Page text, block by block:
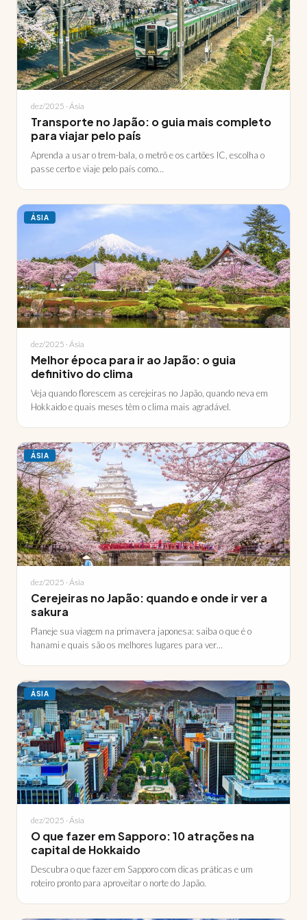
dez/2025 · Ásia
Transporte no Japão: o guia mais completo
para viajar pelo país
Aprenda a usar o trem-bala, o metrô e os cartões IC, escolha o
passe certo e viaje pelo país como…
ÁSIA
dez/2025 · Ásia
Melhor época para ir ao Japão: o guia
definitivo do clima
Veja quando florescem as cerejeiras no Japão, quando neva em
Hokkaido e quais meses têm o clima mais agradável.
ÁSIA
dez/2025 · Ásia
Cerejeiras no Japão: quando e onde ir ver a
sakura
Planeje sua viagem na primavera japonesa: saiba o que é o
hanami e quais são os melhores lugares para ver…
ÁSIA
dez/2025 · Ásia
O que fazer em Sapporo: 10 atrações na
capital de Hokkaido
Descubra o que fazer em Sapporo com dicas práticas e um
roteiro pronto para aproveitar o norte do Japão.